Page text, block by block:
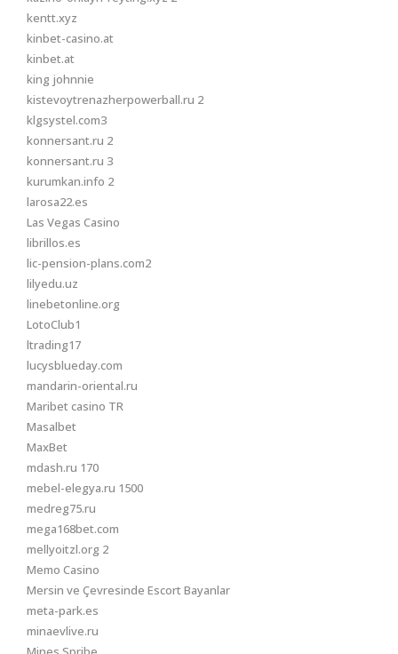
kentt.xyz
kinbet-casino.at
kinbet.at
king johnnie
kistevoytrenazherpowerball.ru 2
klgsystel.com3
konnersant.ru 2
konnersant.ru 3
kurumkan.info 2
larosa22.es
Las Vegas Casino
librillos.es
lic-pension-plans.com2
lilyedu.uz
linebetonline.org
LotoClub1
ltrading17
lucysblueday.com
mandarin-oriental.ru
Maribet casino TR
Masalbet
MaxBet
mdash.ru 170
mebel-elegya.ru 1500
medreg75.ru
mega168bet.com
mellyoitzl.org 2
Memo Casino
Mersin ve Çevresinde Escort Bayanlar
meta-park.es
minaevlive.ru